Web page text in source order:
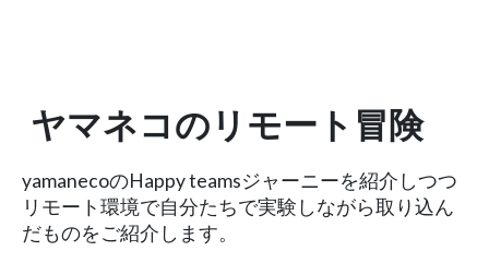
ヤマネコのリモート冒険
yamanecoのHappy teamsジャーニーを紹介しつつ
リモート環境で自分たちで実験しながら取り込ん
だものをご紹介します。